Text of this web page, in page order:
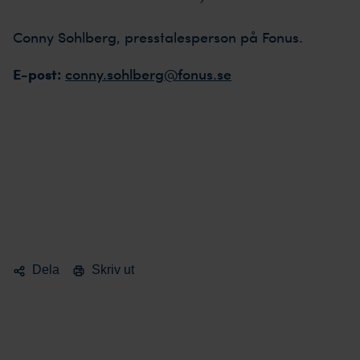
Conny Sohlberg, presstalesperson på Fonus.
E-post: conny.sohlberg@fonus.se
Dela Skriv ut